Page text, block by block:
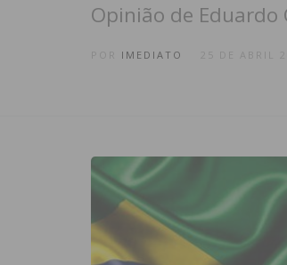
Opinião de Eduardo
IMEDIATO 25 DE ABRIL